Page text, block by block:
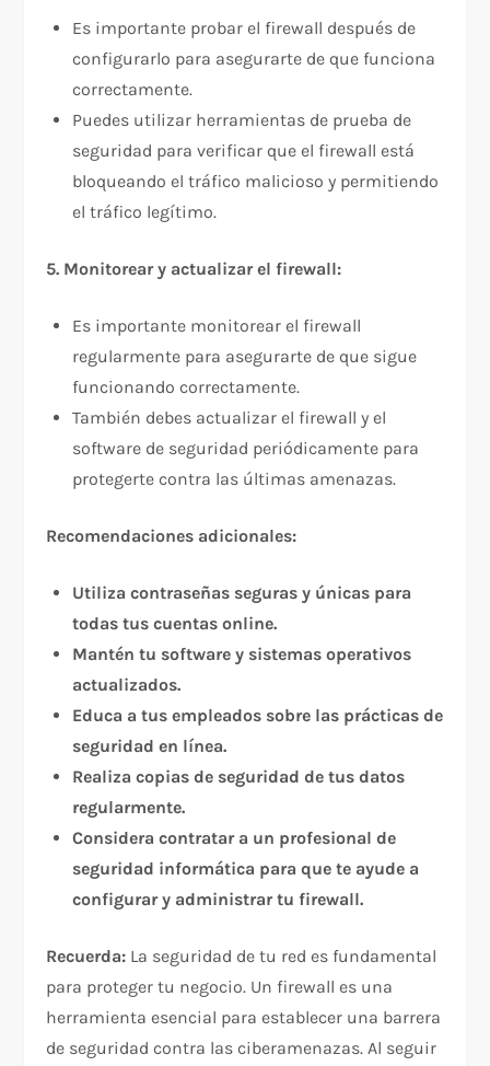
Es importante probar el firewall después de
configurarlo para asegurarte de que funciona
correctamente.
Puedes utilizar herramientas de prueba de
seguridad para verificar que el firewall está
bloqueando el tráfico malicioso y permitiendo
el tráfico legítimo.
5. Monitorear y actualizar el firewall:
Es importante monitorear el firewall
regularmente para asegurarte de que sigue
funcionando correctamente.
También debes actualizar el firewall y el
software de seguridad periódicamente para
protegerte contra las últimas amenazas.
Recomendaciones adicionales:
Utiliza contraseñas seguras y únicas para
todas tus cuentas online.
Mantén tu software y sistemas operativos
actualizados.
Educa a tus empleados sobre las prácticas de
seguridad en línea.
Realiza copias de seguridad de tus datos
regularmente.
Considera contratar a un profesional de
seguridad informática para que te ayude a
configurar y administrar tu firewall.
Recuerda: La seguridad de tu red es fundamental
para proteger tu negocio. Un firewall es una
herramienta esencial para establecer una barrera
de seguridad contra las ciberamenazas. Al seguir